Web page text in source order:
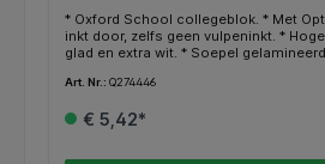
* Oxford School collegeblok. * Met
inkt door, zelfs geen vulpeninkt. *
glad en extra wit. * Soepel
scanfuntie. Scan, bekijk, bewaar en
Art. Nr.: Q274446
€ 5,42*